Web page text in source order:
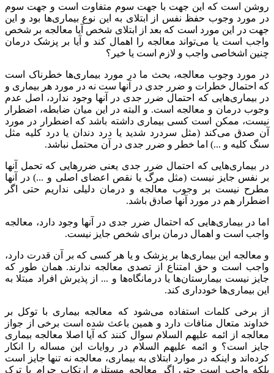
روشن است که این جهت با جهت سوم متفاوت است و جهت سوم
در مورد وجوب حفظ نفس از ابتلای به این نوع بیماری‌ها بود و این
جهت در این مورد است که بعد از ابتلای شخص آیا معالجه بر شخص
واجب است یا می‌تواند معالجه را اهمال کند و آیا بر پزشک درمان
چنین اشخاصی واجب و لازم است یا خیر؟
در مورد وجوب معالجه، بحث ما در مورد بیماری‌ها خطرناک است
که احتمال خطرات و ضرر جدی در آنها ست نه در مورد هر بیماری و
در بیماری‌هایی که احتمال ضرر جدی در آنها وجود ندارد، اصل عدم
وجوب درمان و معالجه است. و البته در این میان ضابطه، اضطرار
نیست، ممکن است کسی بیماری داشته باشد که اضطرار در مورد
آن صدق می‌کند (مثل سردرد شدید یا درد دندان یا درد کلیه مثل
سنگ کلیه و ...) اما خطر و ضرر جدی در آن محتمل نباشد.
در بیماری‌هایی که احتمال ضرر جدی یعنی ضررهایی که تحمل آنها
بر نفس جایز نیست (مثل مرگ یا نقص اعضای اصلی و ...) در آنها
مطرح نیست بر وجوب معالجه و درمان دلیلی نداریم حتی اگر
اضطرار هم در مورد آنها صادق باشد.
اما در بیماری‌هایی که احتمال ضرر جدی در آنها وجود دارد، معالجه
واجب است و اهمال درمان برای شخص جایز نیست.
و معالجه این بیماری‌ها بر پزشک و یا هر کسی که بر آن قدرت دارد،
واجب است و حق امتناع از تصدی معالجه ندارند. همان طور که
جایز نیست بیمارستان‌ها یا درمانگاه‌ها و ... از پذیرش افراد مبتلا به
این بیماری‌ها خودداری کند.
از برخی کلمات استفاده می‌شود که معالجه بیماری با توکل بر
خداوند متعال منافات دارد و همین باعث شده است برخی از جواز
معالجه از ائمه علیهم السلام سوال کنند که آیا اصلا معالجه بیماری
جایز است؟ و ائمه علیهم السلام در روایات این مساله را انکار
کرده‌اند و اینکه در موارد ابتلای به بیماری، معالجه نه تنها جایز است
بلکه واجب است حتی اگر معالجه مستلزم ارتکاب حرام یا ترک